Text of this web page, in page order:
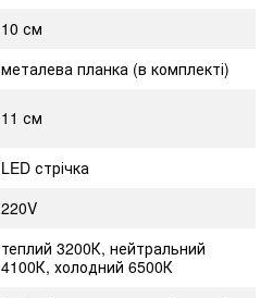
10 см
металева планка (в комплекті)
11 см
LED стрічка
220V
теплий 3200К, нейтральний
4100К, холодний 6500К